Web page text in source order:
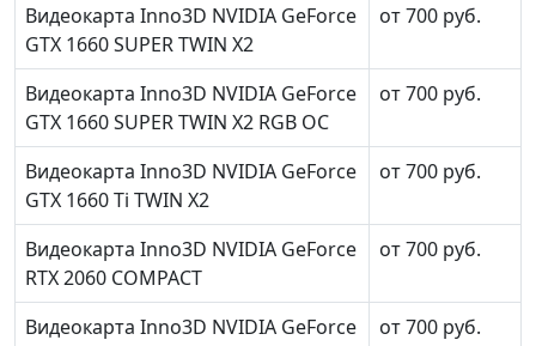
Видеокарта Inno3D NVIDIA GeForce
GTX 1660 SUPER TWIN X2
от 700 руб.
Видеокарта Inno3D NVIDIA GeForce
GTX 1660 SUPER TWIN X2 RGB OC
от 700 руб.
Видеокарта Inno3D NVIDIA GeForce
GTX 1660 Ti TWIN X2
от 700 руб.
Видеокарта Inno3D NVIDIA GeForce
RTX 2060 COMPACT
от 700 руб.
Видеокарта Inno3D NVIDIA GeForce
от 700 руб.